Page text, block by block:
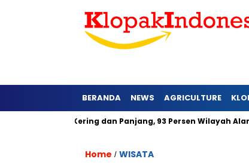
BERANDA NEWS AGRICULTURE
Kering dan Panjang, 93 Persen Wilayah Alami Hujan
Home / WISATA